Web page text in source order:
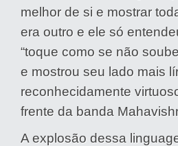
melhor de si e mostrar
era outro e ele só
“toque como se não
e mostrou seu lado mais
reconhecidamente
frente da banda
A explosão dessa